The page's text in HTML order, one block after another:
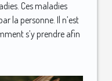
Ces maladies
la personne. Il n’est
s’y prendre afin